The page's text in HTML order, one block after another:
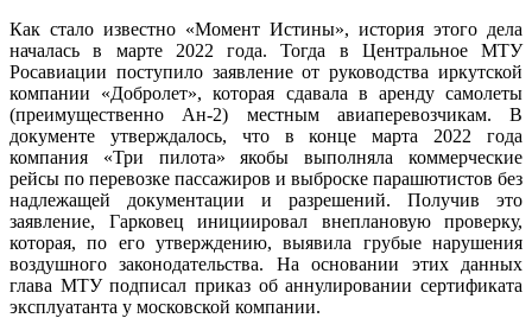
Как стало известно «Момент Истины», история этого дела
началась в марте 2022 года. Тогда в Центральное МТУ
Росавиации поступило заявление от руководства иркутской
компании «Добролет», которая сдавала в аренду самолеты
(преимущественно Ан-2) местным авиаперевозчикам. В
документе утверждалось, что в конце марта 2022 года
компания «Три пилота» якобы выполняла коммерческие
рейсы по перевозке пассажиров и выброске парашютистов без
надлежащей документации и разрешений. Получив это
заявление, Гарковец инициировал внеплановую проверку,
которая, по его утверждению, выявила грубые нарушения
воздушного законодательства. На основании этих данных
глава МТУ подписал приказ об аннулировании сертификата
эксплуатанта у московской компании.